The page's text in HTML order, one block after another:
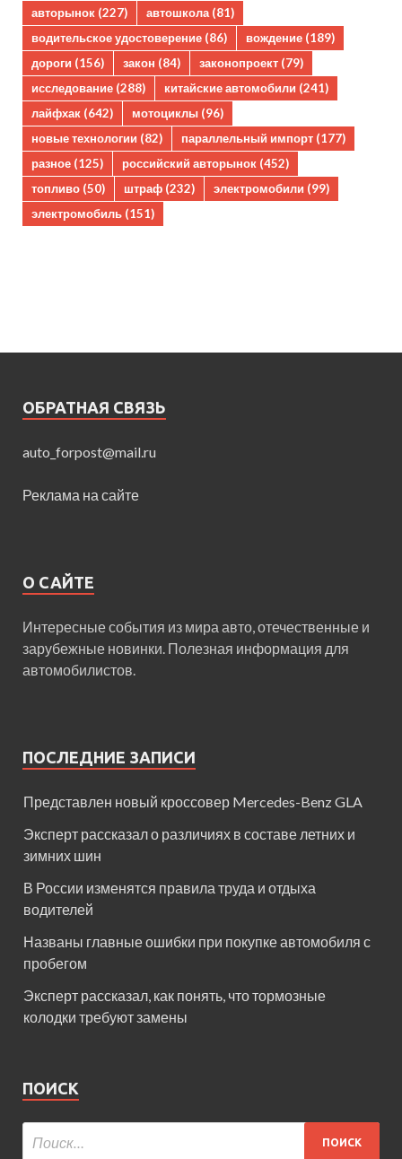
авторынок (227) автошкола (81)
водительское удостоверение (86) вождение (189)
дороги (156) закон (84) законопроект (79)
исследование (288) китайские автомобили (241)
лайфхак (642) мотоциклы (96)
новые технологии (82) параллельный импорт (177)
разное (125) российский авторынок (452)
топливо (50) штраф (232) электромобили (99)
электромобиль (151)
ОБРАТНАЯ СВЯЗЬ
auto_forpost@mail.ru
Реклама на сайте
О САЙТЕ
Интересные события из мира авто, отечественные и
зарубежные новинки. Полезная информация для
автомобилистов.
ПОСЛЕДНИЕ ЗАПИСИ
Представлен новый кроссовер Mercedes-Benz GLA
Эксперт рассказал о различиях в составе летних и
зимних шин
В России изменятся правила труда и отдыха
водителей
Названы главные ошибки при покупке автомобиля с
пробегом
Эксперт рассказал, как понять, что тормозные
колодки требуют замены
ПОИСК